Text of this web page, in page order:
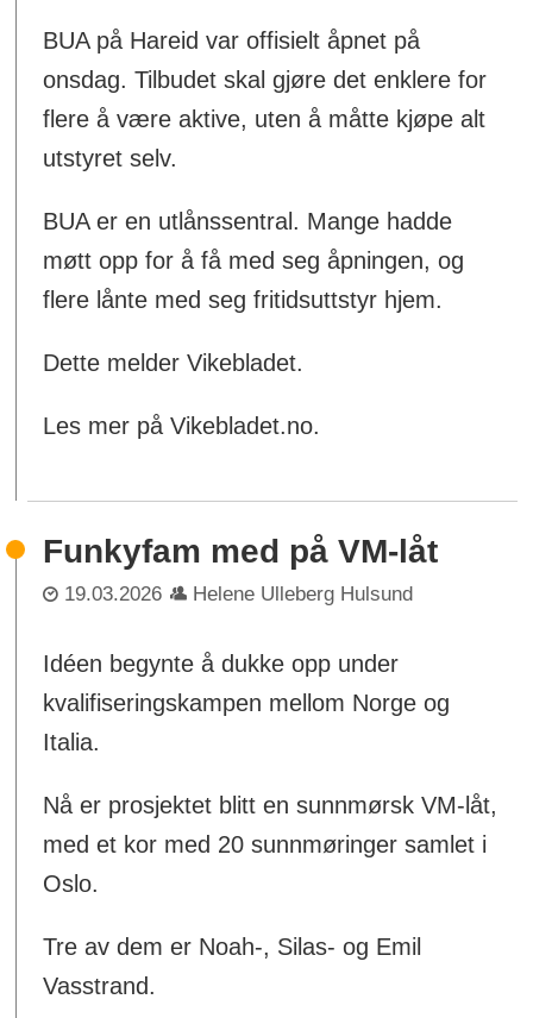
BUA på Hareid var offisielt åpnet på
onsdag. Tilbudet skal gjøre det enklere for
flere å være aktive, uten å måtte kjøpe alt
utstyret selv.
BUA er en utlånssentral. Mange hadde
møtt opp for å få med seg åpningen, og
flere lånte med seg fritidsuttstyr hjem.
Dette melder Vikebladet.
Les mer på Vikebladet.no.
Funkyfam med på VM-låt
19.03.2026 Helene Ulleberg Hulsund
Idéen begynte å dukke opp under
kvalifiseringskampen mellom Norge og
Italia.
Nå er prosjektet blitt en sunnmørsk VM-låt,
med et kor med 20 sunnmøringer samlet i
Oslo.
Tre av dem er Noah-, Silas- og Emil
Vasstrand.